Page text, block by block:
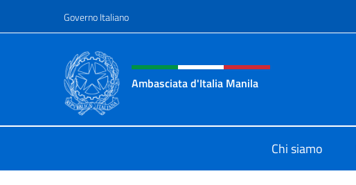
Governo Italiano
Intestazione sito, social e menù
Ambasciata d'Italia Manila
Chi siamo